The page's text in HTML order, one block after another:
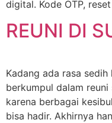
digital. Kode OTP,
REUNI DI
Kadang ada rasa
berkumpul dalam
karena berbagai
bisa hadir. Akhirnya